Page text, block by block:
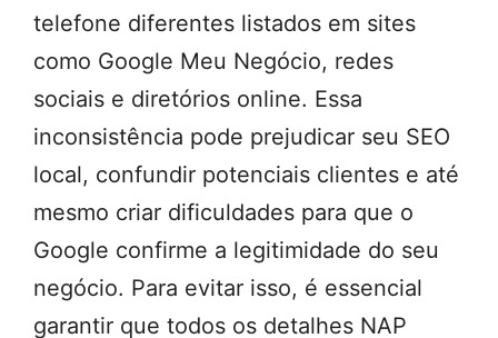
telefone diferentes listados em sites
como Google Meu Negócio, redes
sociais e diretórios online. Essa
inconsistência pode prejudicar seu SEO
local, confundir potenciais clientes e até
mesmo criar dificuldades para que o
Google confirme a legitimidade do seu
negócio. Para evitar isso, é essencial
garantir que todos os detalhes NAP